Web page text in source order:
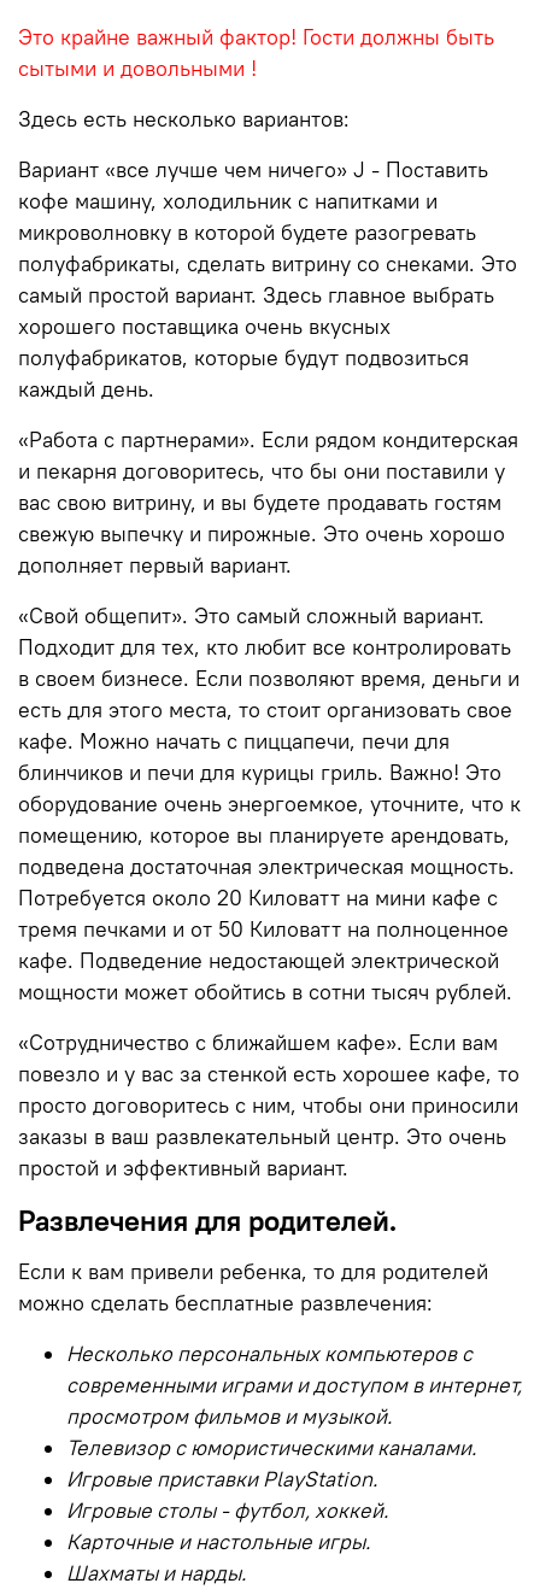
Это крайне важный фактор! Гости должны быть
сытыми и довольными !
Здесь есть несколько вариантов:
Вариант «все лучше чем ничего» J - Поставить
кофе машину, холодильник с напитками и
микроволновку в которой будете разогревать
полуфабрикаты, сделать витрину со снеками. Это
самый простой вариант. Здесь главное выбрать
хорошего поставщика очень вкусных
полуфабрикатов, которые будут подвозиться
каждый день.
«Работа с партнерами». Если рядом кондитерская
и пекарня договоритесь, что бы они поставили у
вас свою витрину, и вы будете продавать гостям
свежую выпечку и пирожные. Это очень хорошо
дополняет первый вариант.
«Свой общепит». Это самый сложный вариант.
Подходит для тех, кто любит все контролировать
в своем бизнесе. Если позволяют время, деньги и
есть для этого места, то стоит организовать свое
кафе. Можно начать с пиццапечи, печи для
блинчиков и печи для курицы гриль. Важно! Это
оборудование очень энергоемкое, уточните, что к
помещению, которое вы планируете арендовать,
подведена достаточная электрическая мощность.
Потребуется около 20 Киловатт на мини кафе с
тремя печками и от 50 Киловатт на полноценное
кафе. Подведение недостающей электрической
мощности может обойтись в сотни тысяч рублей.
«Сотрудничество с ближайшем кафе». Если вам
повезло и у вас за стенкой есть хорошее кафе, то
просто договоритесь с ним, чтобы они приносили
заказы в ваш развлекательный центр. Это очень
простой и эффективный вариант.
Развлечения для родителей.
Если к вам привели ребенка, то для родителей
можно сделать бесплатные развлечения:
Несколько персональных компьютеров с
современными играми и доступом в интернет,
просмотром фильмов и музыкой.
Телевизор с юмористическими каналами.
Игровые приставки PlayStation.
Игровые столы - футбол, хоккей.
Карточные и настольные игры.
Шахматы и нарды.